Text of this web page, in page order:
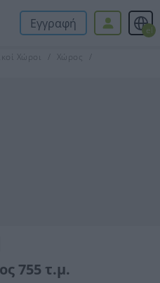
Εγγραφή el
Χώροι
Χώρος
755 τ.μ.